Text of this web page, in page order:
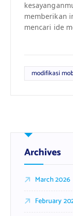
memberikan
mencari ide
modifikasi
Archives
March 2026
February